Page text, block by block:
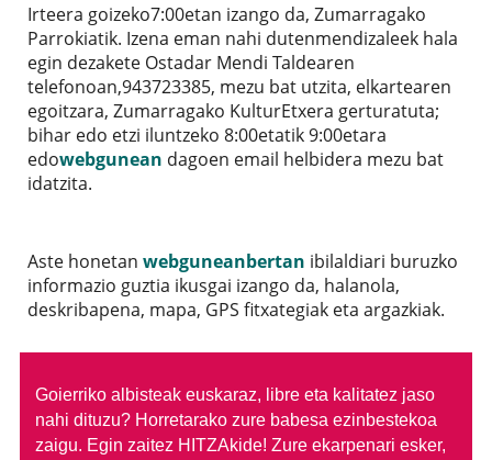
Irteera goizeko7:00etan izango da, Zumarragako
Parrokiatik. Izena eman nahi dutenmendizaleek hala
egin dezakete Ostadar Mendi Taldearen
telefonoan,943723385, mezu bat utzita, elkartearen
egoitzara, Zumarragako KulturEtxera gerturatuta;
bihar edo etzi iluntzeko 8:00etatik 9:00etara
edowebgunean dagoen email helbidera mezu bat
idatzita.
Aste honetan webguneanbertan ibilaldiari buruzko
informazio guztia ikusgai izango da, halanola,
deskribapena, mapa, GPS fitxategiak eta argazkiak.
Goierriko albisteak euskaraz, libre eta kalitatez jaso
nahi dituzu? Horretarako zure babesa ezinbestekoa
zaigu. Egin zaitez HITZAkide! Zure ekarpenari esker,